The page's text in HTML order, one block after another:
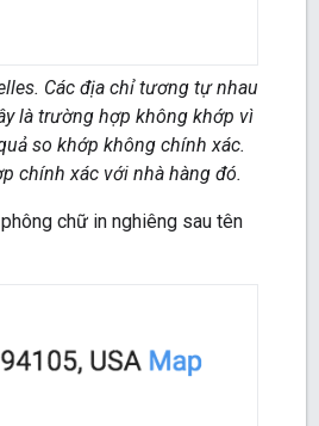
Các địa chỉ tương tự nhau
là trường hợp không khớp vì
so khớp không chính xác.
chính xác với nhà hàng đó.
chữ in nghiêng sau tên